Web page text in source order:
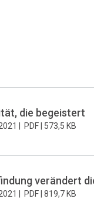
die begeistert
| PDF | 573,5 KB
verändert
| PDF | 819,7 KB